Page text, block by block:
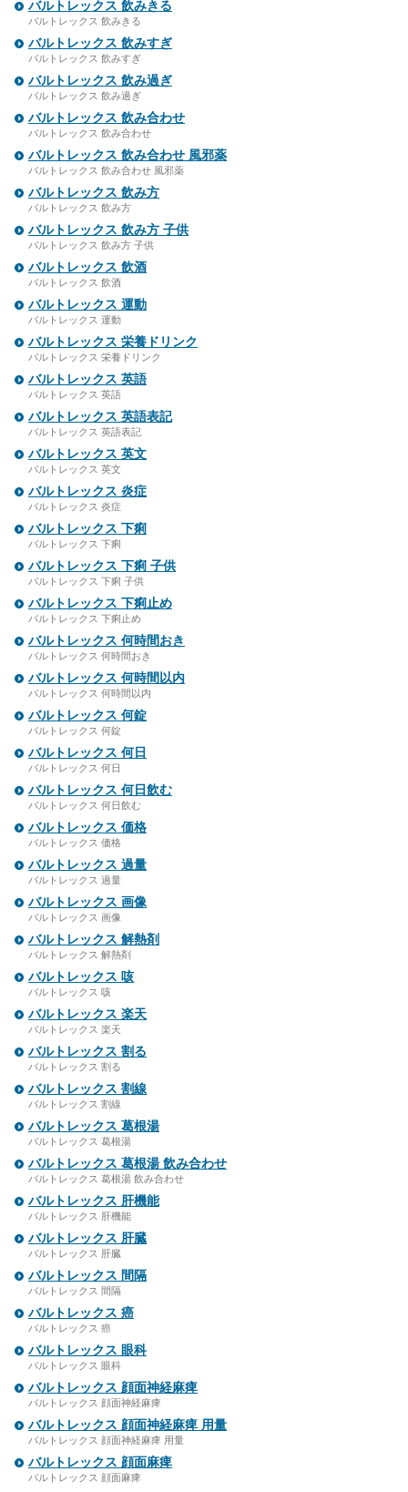
バルトレックス 飲みきる
バルトレックス 飲みきる
バルトレックス 飲みすぎ
バルトレックス 飲みすぎ
バルトレックス 飲み過ぎ
バルトレックス 飲み過ぎ
バルトレックス 飲み合わせ
バルトレックス 飲み合わせ
バルトレックス 飲み合わせ 風邪薬
バルトレックス 飲み合わせ 風邪薬
バルトレックス 飲み方
バルトレックス 飲み方
バルトレックス 飲み方 子供
バルトレックス 飲み方 子供
バルトレックス 飲酒
バルトレックス 飲酒
バルトレックス 運動
バルトレックス 運動
バルトレックス 栄養ドリンク
バルトレックス 栄養ドリンク
バルトレックス 英語
バルトレックス 英語
バルトレックス 英語表記
バルトレックス 英語表記
バルトレックス 英文
バルトレックス 英文
バルトレックス 炎症
バルトレックス 炎症
バルトレックス 下痢
バルトレックス 下痢
バルトレックス 下痢 子供
バルトレックス 下痢 子供
バルトレックス 下痢止め
バルトレックス 下痢止め
バルトレックス 何時間おき
バルトレックス 何時間おき
バルトレックス 何時間以内
バルトレックス 何時間以内
バルトレックス 何錠
バルトレックス 何錠
バルトレックス 何日
バルトレックス 何日
バルトレックス 何日飲む
バルトレックス 何日飲む
バルトレックス 価格
バルトレックス 価格
バルトレックス 過量
バルトレックス 過量
バルトレックス 画像
バルトレックス 画像
バルトレックス 解熱剤
バルトレックス 解熱剤
バルトレックス 咳
バルトレックス 咳
バルトレックス 楽天
バルトレックス 楽天
バルトレックス 割る
バルトレックス 割る
バルトレックス 割線
バルトレックス 割線
バルトレックス 葛根湯
バルトレックス 葛根湯
バルトレックス 葛根湯 飲み合わせ
バルトレックス 葛根湯 飲み合わせ
バルトレックス 肝機能
バルトレックス 肝機能
バルトレックス 肝臓
バルトレックス 肝臓
バルトレックス 間隔
バルトレックス 間隔
バルトレックス 癌
バルトレックス 癌
バルトレックス 眼科
バルトレックス 眼科
バルトレックス 顔面神経麻痺
バルトレックス 顔面神経麻痺
バルトレックス 顔面神経麻痺 用量
バルトレックス 顔面神経麻痺 用量
バルトレックス 顔面麻痺
バルトレックス 顔面麻痺